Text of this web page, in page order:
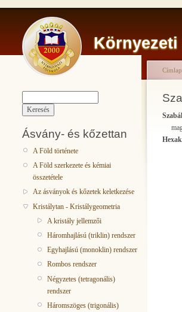
Környezeti
Ásvány- és kőzettan
A Föld története
A Föld szerkezete és kémiai
összetétele
Az ásványok és kőzetek keletkezése
Kristálytan - Kristálygeometria
A kristály jellemzői
Háromhajlású (triklin) rendszer
Egyhajlású (monoklin) rendszer
Rombos rendszer
Négyzetes (tetragonális)
rendszer
Háromszöges (trigonális)
Címlap